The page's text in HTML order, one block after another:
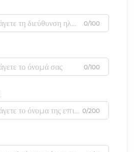
0/100
0/100
0/200